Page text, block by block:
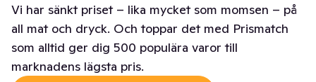
Vi har sänkt priset – lika mycket som momsen – på
all mat och dryck. Och toppar det med Prismatch
som alltid ger dig 500 populära varor till
marknadens lägsta pris.